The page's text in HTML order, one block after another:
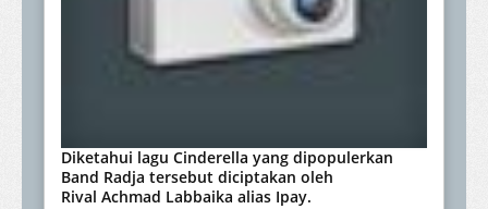
Diketahui lagu Cinderella yang dipopulerkan
Band Radja tersebut diciptakan oleh
Rival Achmad Labbaika alias Ipay.